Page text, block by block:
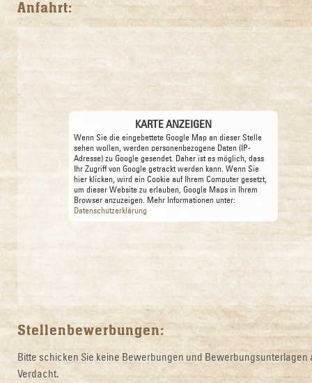
Anfahrt:
KARTE ANZEIGEN
Wenn Sie die eingebettete Google Map an dieser Stelle
sehen wollen, werden personenbezogene Daten (IP-
Adresse) zu Google gesendet. Daher ist es möglich, dass
Ihr Zugriff von Google getrackt werden kann. Wenn Sie
hier klicken, wird ein Cookie auf Ihrem Computer gesetzt,
um dieser Website zu erlauben, Google Maps in Ihrem
Browser anzuzeigen. Mehr Informationen unter:
Datenschutzerklärung
Stellenbewerbungen:
Bitte schicken Sie keine Bewerbungen und Bewerbungsunterlagen
Verdacht.